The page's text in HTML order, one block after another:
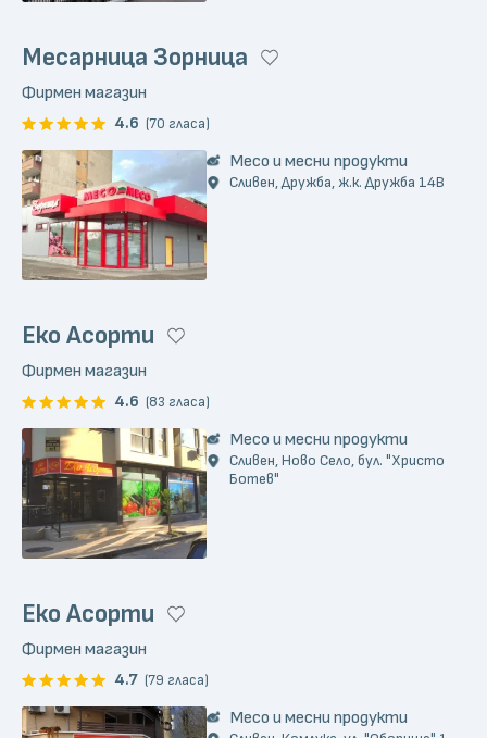
Месарница Зорница
Фирмен магазин
4.6 (70 гласа)
Месо и месни продукти
Сливен, Дружба, ж.к. Дружба 14В
Еко Асорти
Фирмен магазин
4.6 (83 гласа)
Месо и месни продукти
Сливен, Ново Село, бул. "Христо
Ботев"
Еко Асорти
Фирмен магазин
4.7 (79 гласа)
Месо и месни продукти